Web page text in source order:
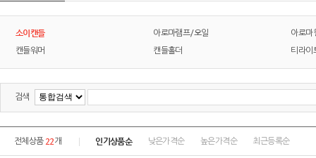
소이캔들 아로마램프/오일 아로마
캔들워머 캔들홀더 티라이
검색
전체상품 22개 인기상품순 낮은가격순 높은가격순 최근등록순